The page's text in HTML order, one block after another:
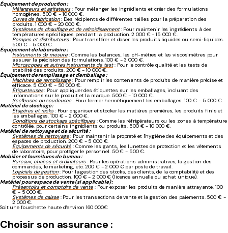
Équipement de production :
Mélangeurs et agitateurs: Pour mélanger les ingrédients et créer des formulations
homogènes. 500 € - 10 000 €.
Cuves de fabrication: Des récipients de différentes tailles pour la préparation des
produits. 1 000 € - 20 000 €.
Systèmes de chauffage et de refroidissement: Pour maintenir les ingrédients à des
températures spécifiques pendant la production. 2 000 € - 15 000 €.
Pompes et distributeurs: Pour transférer et doser les produits liquides ou semi-liquides.
500 € - 5 000 €.
Équipement de laboratoire :
Instruments de mesure: Comme les balances, les pH-mètres et les viscosimètres pour
assurer la précision des formulations. 100 € - 3 000 €.
Microscopes et autres instruments de test: Pour le contrôle qualité et les tests de
stabilité des produits. 200 € - 10 000 €.
Équipement de remplissage et d'emballage :
Machines de remplissage : Pour remplir les contenants de produits de manière précise et
efficace. 5 000 € - 50 000 €.
Étiqueteuses: Pour appliquer des étiquettes sur les emballages, incluant des
informations sur le produit et la marque. 500 € - 10 000 €.
Scelleuses ou soudeuses: Pour fermer hermétiquement les emballages. 100 € - 5 000 €.
Matériel de stockage :
Étagères et racks: Pour organiser et stocker les matières premières, les produits finis et
les emballages. 100 € - 2 000 €.
Conditions de stockage spécifiques: Comme les réfrigérateurs ou les zones à température
contrôlée, pour certains ingrédients ou produits. 500 € - 10 000 €.
Matériel de nettoyage et de sécurité :
Systèmes de nettoyage: Pour maintenir la propreté et l'hygiène des équipements et des
espaces de production. 200 € - 5 000 €.
Équipements de sécurité : Comme les gants, les lunettes de protection et les vêtements
de laboratoire, pour protéger le personnel. 50 € - 500 €.
Mobilier et fournitures de bureau :
Bureaux, chaises et ordinateurs: Pour les opérations administratives, la gestion des
commandes, le marketing, etc. 200 € - 2 000 € par poste de travail.
Logiciels de gestion: Pour la gestion des stocks, des clients, de la comptabilité et des
processus de production. 100 € - 2 000 € (licence annuelle ou achat unique).
Matériel pour espace de vente (si applicable) :
Présentoirs et comptoirs de vente : Pour exposer les produits de manière attrayante. 100
€ - 5 000 €.
Systèmes de caisse: Pour les transactions de vente et la gestion des paiements. 500 € -
2 000 €.
Soit une fourchette haute d'environ 160 000€
Choisir son assurance :